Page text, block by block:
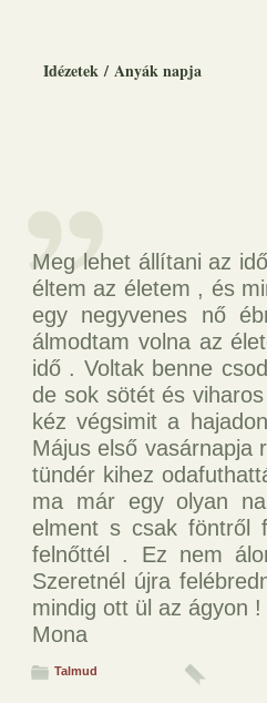
Idézetek / Anyák napja
Meg lehet állítani az
éltem az életem , és
egy negyvenes nő
álmodtam volna az
idő . Voltak benne
de sok sötét és
kéz végsimit a
Május első vasárnapja
tündér kihez
ma már egy olyan
elment s csak föntről
felnőttél . Ez nem
Szeretnél újra
mindig ott ül az ágyon
Mona
Talmud